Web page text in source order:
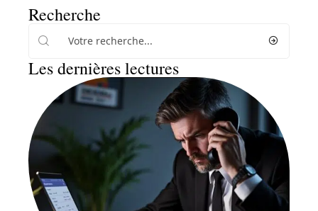
Recherche
Les dernières lectures